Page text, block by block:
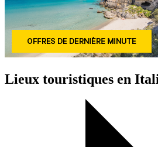
Lieux touristiques en